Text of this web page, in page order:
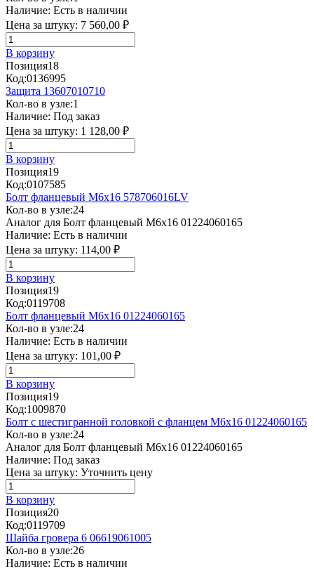
Наличие: Есть в наличии
Цена за штуку: 7 560,00 ₽
В корзину
Позиция18
Код:0136995
Защита 13607010710
Кол-во в узле:1
Наличие: Под заказ
Цена за штуку: 1 128,00 ₽
В корзину
Позиция19
Код:0107585
Болт фланцевый М6х16 578706016LV
Кол-во в узле:24
Аналог для Болт фланцевый М6х16 01224060165
Наличие: Есть в наличии
Цена за штуку: 114,00 ₽
В корзину
Позиция19
Код:0119708
Болт фланцевый М6х16 01224060165
Кол-во в узле:24
Наличие: Есть в наличии
Цена за штуку: 101,00 ₽
В корзину
Позиция19
Код:1009870
Болт с шестигранной головкой с фланцем М6х16 01224060165
Кол-во в узле:24
Аналог для Болт фланцевый М6х16 01224060165
Наличие: Под заказ
Цена за штуку: Уточнить цену
В корзину
Позиция20
Код:0119709
Шайба гровера 6 06619061005
Кол-во в узле:26
Наличие: Есть в наличии